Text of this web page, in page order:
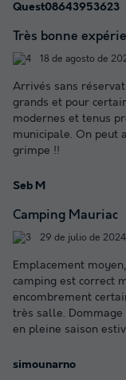
Quest08643953623
Très bonne
18 de agosto de
Arrivés sans
grands et pour
modernes et tenus
municipale. On peut
grimpe !!
Seb M
Camping Mauriac
29 de julio de
Emplacement
camping est correct
encombrement
très salle.
en pleine saison
simounarno